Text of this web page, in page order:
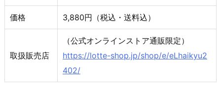
価格 3,880円（税込・送料込）
取扱販売店
（公式オンラインストア通販限定）
https://lotte-shop.jp/shop/e/eLhaikyu2
402/